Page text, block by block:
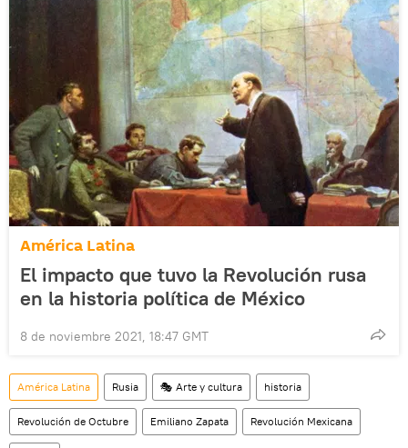
América Latina
El impacto que tuvo la Revolución rusa
en la historia política de México
8 de noviembre 2021, 18:47 GMT
América Latina Rusia 🎭 Arte y cultura historia
Revolución de Octubre Emiliano Zapata Revolución Mexicana